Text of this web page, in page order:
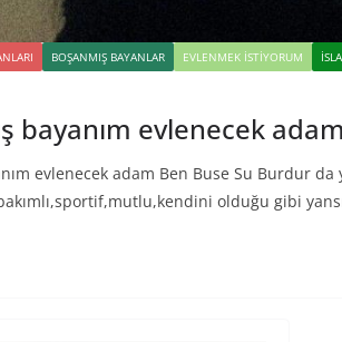
BOŞANMIŞ BAYANLAR EVLENMEK İSTIYORUM
bayanım evlenecek adam
evlenecek adam Ben Buse Su Burdur
olduğu gibi